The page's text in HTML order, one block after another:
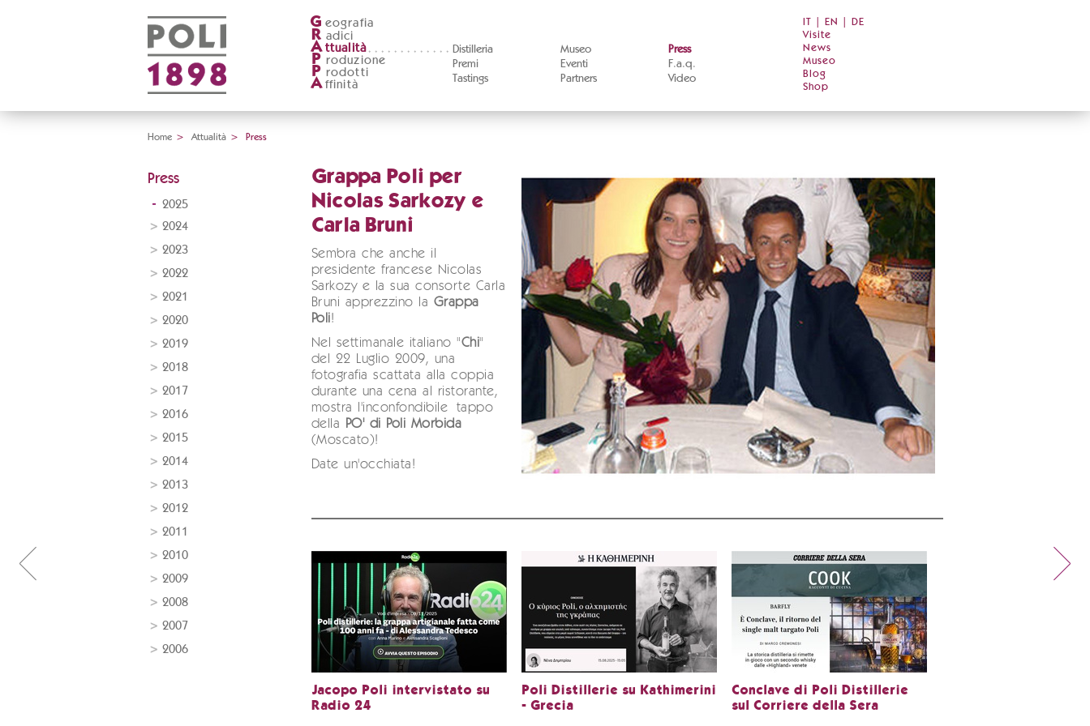
G eografia
R adici
A ttualità
Distilleria
Premi
Tastings
Museo
Eventi
Partners
Press
F.a.q.
Video
P roduzione
P rodotti
A ffinità
IT EN
DE
Visite
News
Museo
Blog
Shop
Home > Attualità > Press
Press
2025
2024
2023
2022
2021
2020
2019
2018
2017
2016
2015
2014
2013
2012
2011
2010
2009
2008
2007
2006
Grappa Poli per
Nicolas Sarkozy e
Carla Bruni
Sembra che anche il
presidente francese Nicolas
Sarkozy e la sua consorte Carla
Bruni apprezzino la Grappa
Poli!
Nel settimanale italiano "Chi"
del 22 Luglio 2009, una
fotografia scattata alla coppia
durante una cena al ristorante,
mostra l'inconfondibile tappo
della PO' di Poli Morbida
(Moscato)!
Date un'occhiata!
Jacopo Poli intervistato su
Radio 24
Poli Distillerie su Kathimerini
- Grecia
Conclave di Poli Distillerie
sul Corriere della Sera